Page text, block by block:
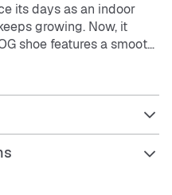
its days as an indoor
growing. Now, it
shoe features a smooth
and refined college
provides grip, while the
long.